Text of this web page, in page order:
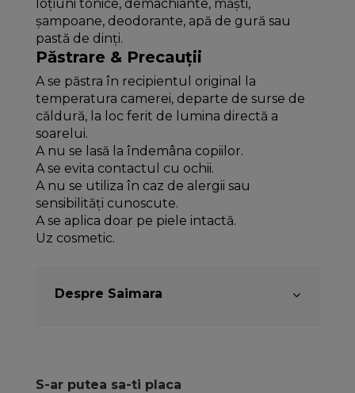
loțiuni tonice, demachiante, măști,
șampoane, deodorante, apă de gură sau
pastă de dinți.
Păstrare & Precauții
A se păstra în recipientul original la
temperatura camerei, departe de surse de
căldură, la loc ferit de lumina directă a
soarelui.
A nu se lasă la îndemâna copiilor.
A se evita contactul cu ochii.
A nu se utiliza în caz de alergii sau
sensibilități cunoscute.
A se aplica doar pe piele intactă.
Uz cosmetic.
Despre Saimara
S-ar putea sa-ti placa